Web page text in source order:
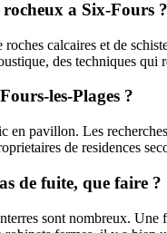
a Six-Fours ?
calcaires et de
des techniques
les-Plages ?
pavillon. Les
de residences
de fuite, que faire ?
sont nombreux.